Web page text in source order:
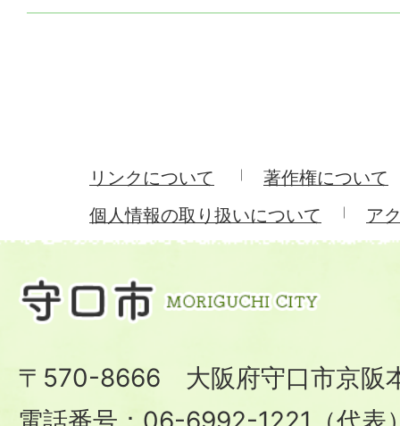
リンクについて
著作権について
個人情報の取り扱いについて
ア
〒570-8666 大阪府守口市京阪